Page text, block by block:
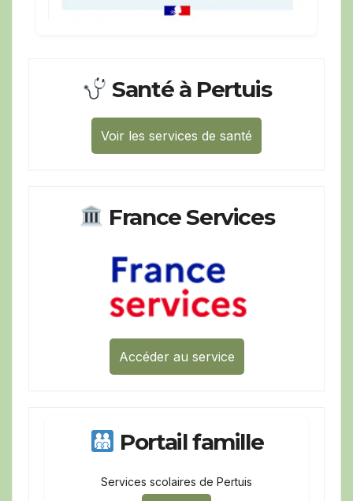
Santé à Pertuis
Voir les services de santé
France Services
Accéder au service
Portail famille
Services scolaires de Pertuis